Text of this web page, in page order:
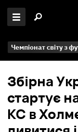
Чемпіонат світу з
Збірна
стартує
КС в